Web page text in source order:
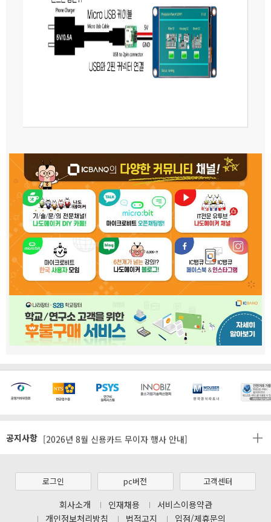
공지사항 [2026년 8월 신용카드 무이자 행사 안내]
[마일리지 적립 및 사용 정책 개편 안내]
[2026년 8월 신용카드 무이자 행사 안내]
로그인 pc버전 고객센터
회사소개 인재채용
서비스이용약관
개인정보처리방침
법적고지 입점/제휴문의